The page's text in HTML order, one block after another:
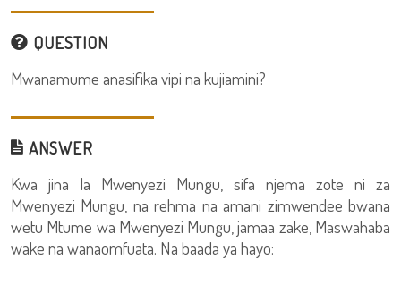
QUESTION
Mwanamume anasifika vipi na kujiamini?
ANSWER
Kwa jina la Mwenyezi Mungu, sifa njema zote ni za
Mwenyezi Mungu, na rehma na amani zimwendee bwana
wetu Mtume wa Mwenyezi Mungu, jamaa zake, Maswahaba
wake na wanaomfuata. Na baada ya hayo: